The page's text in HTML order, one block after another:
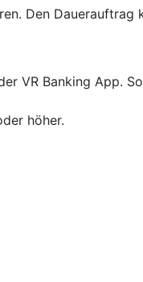
Den Dauerauftrag
VR Banking App.
höher.